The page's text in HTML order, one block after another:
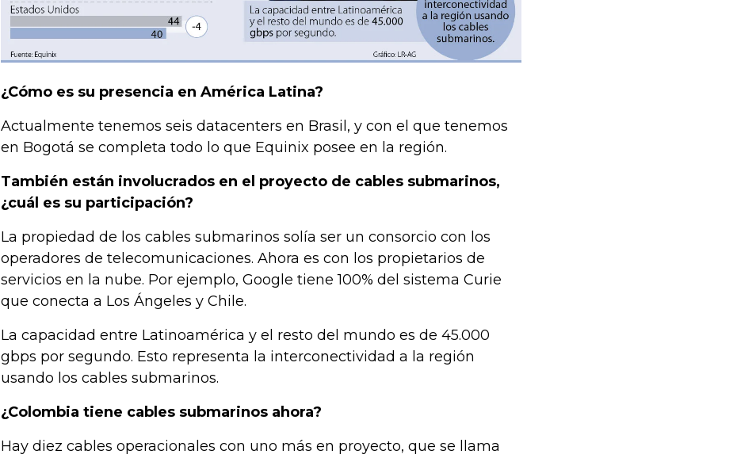
¿Cómo es su presencia en América Latina?
Actualmente tenemos seis datacenters en Brasil, y con el que tenemos
en Bogotá se completa todo lo que Equinix posee en la región.
También están involucrados en el proyecto de cables submarinos,
¿cuál es su participación?
La propiedad de los cables submarinos solía ser un consorcio con los
operadores de telecomunicaciones. Ahora es con los propietarios de
servicios en la nube. Por ejemplo, Google tiene 100% del sistema Curie
que conecta a Los Ángeles y Chile.
La capacidad entre Latinoamérica y el resto del mundo es de 45.000
gbps por segundo. Esto representa la interconectividad a la región
usando los cables submarinos.
¿Colombia tiene cables submarinos ahora?
Hay diez cables operacionales con uno más en proyecto, que se llama